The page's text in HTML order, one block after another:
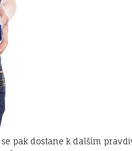
pak dostane k dalším